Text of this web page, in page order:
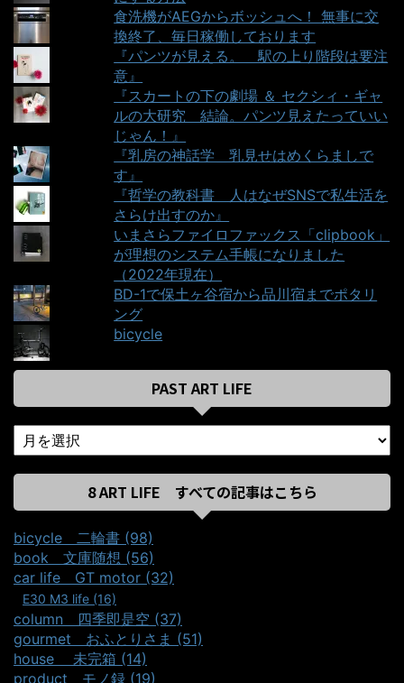
食洗機がAEGからボッシュへ！ 無事に交
換終了、毎日稼働しております
『パンツが見える。＿駅の上り階段は要注
意』
『スカートの下の劇場 ＆ セクシィ・ギャ
ルの大研究＿結論。パンツ見えたっていい
じゃん！』
『乳房の神話学＿乳見せはめくらましで
す』
『哲学の教科書＿人はなぜSNSで私生活を
さらけ出すのか』
いまさらファイロファックス「clipbook」
が理想のシステム手帳になりました
（2022年現在）
BD-1で保土ヶ谷宿から品川宿までポタリ
ング
bicycle
PAST ART LIFE
8 ART LIFE すべての記事はこちら
bicycle＿二輪書 (98)
book＿文庫随想 (56)
car life＿GT motor (32)
E30 M3 life (16)
column＿四季即是空 (37)
gourmet＿おふとりさま (51)
house ＿未完箱 (14)
product＿モノ録 (19)